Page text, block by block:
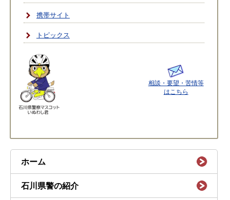
携帯サイト
トピックス
相談・要望・苦情等
はこちら
ホーム
石川県警の紹介